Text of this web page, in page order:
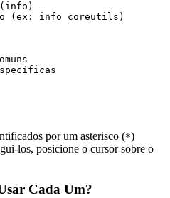
(ex: info coreutils)
por um asterisco (*)
los, posicione o cursor sobre o
Cada Um?